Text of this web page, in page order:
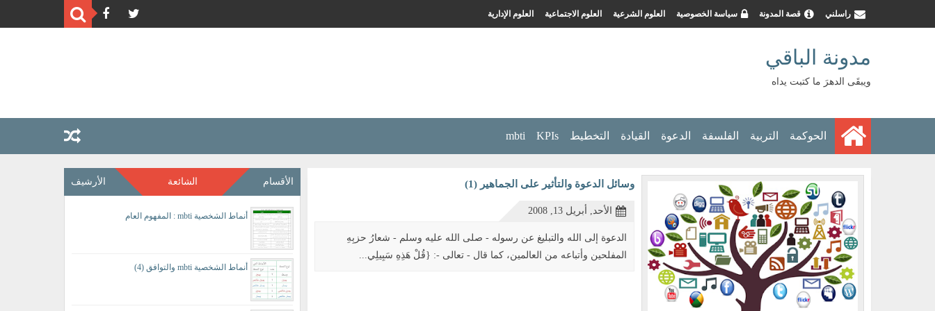
راسلني قصة المدونة سياسة الخصوصية العلوم الشرعية العلوم الاجتماعية العلوم الإدارية
مدونة الباقي
ويبقَى الدهرَ ما كتبت يداه
الحوكمة التربية الفلسفة الدعوة القيادة التخطيط KPIs
mbti
وسائل الدعوة والتأثير على الجماهير (1)
الأحد, أبريل 13, 2008
الدعوة إلى الله والتبليغ عن رسوله - صلى الله عليه وسلم - شعارُ حزبِهِ
المفلحين وأتباعه من العالمين، كما قال - تعالى -: {قُلْ هَذِهِ سَبِيلِي...
الأقسام الشائعة الأرشيف
أنماط الشخصية mbti : المفهوم العام
أنماط الشخصية mbti والتوافق (4)